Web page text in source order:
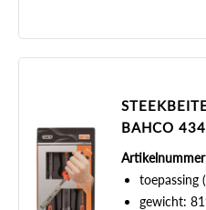
BAHCO
toepassing
gewicht: